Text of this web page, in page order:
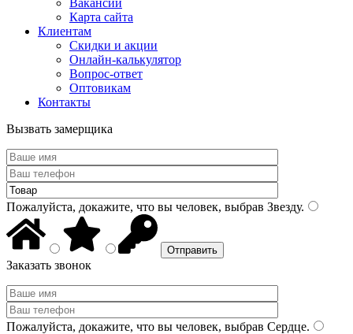
Вакансии
Карта сайта
Клиентам
Скидки и акции
Онлайн-калькулятор
Вопрос-ответ
Оптовикам
Контакты
Вызвать замерщика
Пожалуйста, докажите, что вы человек, выбрав Звезду.
Заказать звонок
Пожалуйста, докажите, что вы человек, выбрав Сердце.